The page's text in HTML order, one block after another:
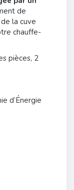
de
la cuve
chauffe-
pièces, 2
d’Énergie